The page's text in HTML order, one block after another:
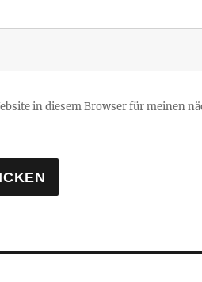
in diesem Browser für meinen